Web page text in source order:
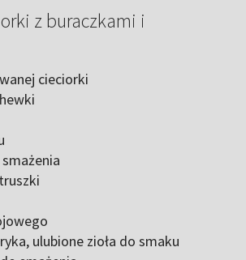
z buraczkami i
cieciorki
ulubione zioła do smaku